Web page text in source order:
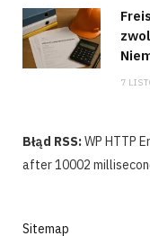
7
Błąd RSS:WP HTTP
after 10002
Sitemap